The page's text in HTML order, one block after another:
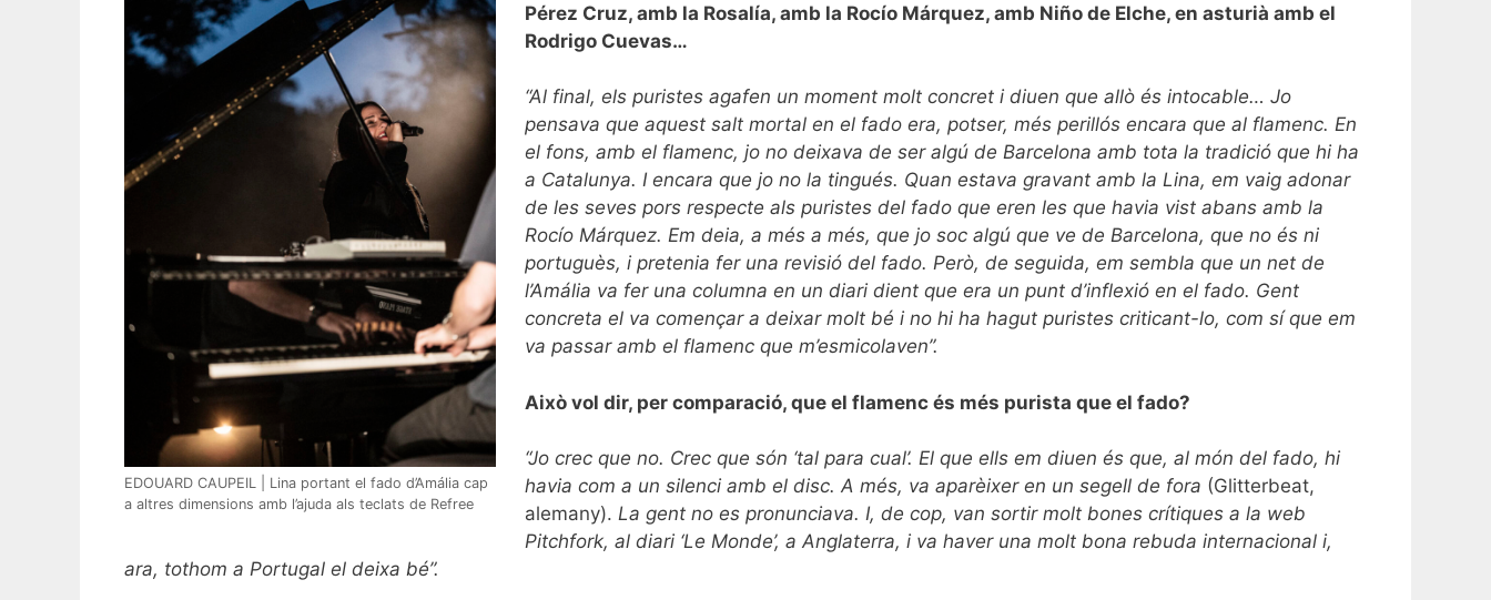
EDOUARD CAUPEIL | Lina portant el fado d’Amália cap
a altres dimensions amb l’ajuda als teclats de Refree
Pérez Cruz, amb la Rosalía, amb la Rocío Márquez, amb Niño de Elche, en asturià amb el
Rodrigo Cuevas…
“Al final, els puristes agafen un moment molt concret i diuen que allò és intocable… Jo
pensava que aquest salt mortal en el fado era, potser, més perillós encara que al flamenc. En
el fons, amb el flamenc, jo no deixava de ser algú de Barcelona amb tota la tradició que hi ha
a Catalunya. I encara que jo no la tingués. Quan estava gravant amb la Lina, em vaig adonar
de les seves pors respecte als puristes del fado que eren les que havia vist abans amb la
Rocío Márquez. Em deia, a més a més, que jo soc algú que ve de Barcelona, que no és ni
portuguès, i pretenia fer una revisió del fado. Però, de seguida, em sembla que un net de
l’Amália va fer una columna en un diari dient que era un punt d’inflexió en el fado. Gent
concreta el va començar a deixar molt bé i no hi ha hagut puristes criticant-lo, com sí que em
va passar amb el flamenc que m’esmicolaven”.
Això vol dir, per comparació, que el flamenc és més purista que el fado?
“Jo crec que no. Crec que són ‘tal para cual’. El que ells em diuen és que, al món del fado, hi
havia com a un silenci amb el disc. A més, va aparèixer en un segell de fora (Glitterbeat,
alemany). La gent no es pronunciava. I, de cop, van sortir molt bones crítiques a la web
Pitchfork, al diari ‘Le Monde’, a Anglaterra, i va haver una molt bona rebuda internacional i,
ara, tothom a Portugal el deixa bé”.